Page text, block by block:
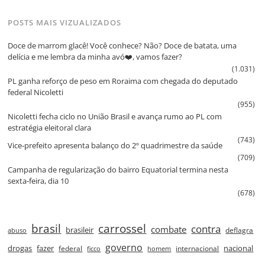
POSTS MAIS VIZUALIZADOS
Doce de marrom glacê! Você conhece? Não? Doce de batata, uma
delícia e me lembra da minha avó❤️, vamos fazer?
(1.031)
PL ganha reforço de peso em Roraima com chegada do deputado
federal Nicoletti
(955)
Nicoletti fecha ciclo no União Brasil e avança rumo ao PL com
estratégia eleitoral clara
(743)
Vice‑prefeito apresenta balanço do 2º quadrimestre da saúde
(709)
Campanha de regularização do bairro Equatorial termina nesta
sexta‑feira, dia 10
(678)
abuso brasil brasileir carrossel combate contra deflagra
drogas fazer federal ficco governo homem internacional nacional